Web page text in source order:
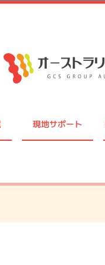
現地サポート